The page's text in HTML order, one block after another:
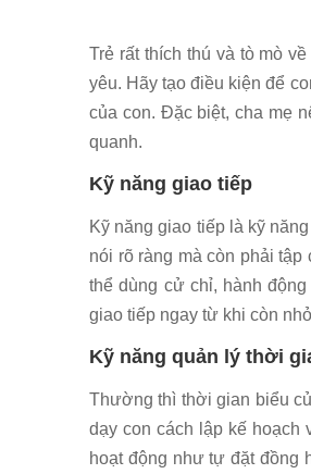
Trẻ rất thích thú và tò mò
yêu. Hãy tạo điều kiện để
của con. Đặc biệt, cha mẹ
quanh.
Kỹ năng giao tiếp
Kỹ năng giao tiếp là kỹ
nói rõ ràng mà còn phải
thể dùng cử chỉ, hành
giao tiếp ngay từ khi còn
Kỹ năng quản lý thời
Thường thì thời gian biểu
dạy con cách lập kế
hoạt động như tự đặt đồng